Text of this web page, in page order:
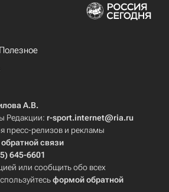
Полезное
А.В.
Редакции: r-sport.internet@ria.ru
пресс-релизов и рекламы
связи
645-6601
или сообщить обо всех
формой обратной